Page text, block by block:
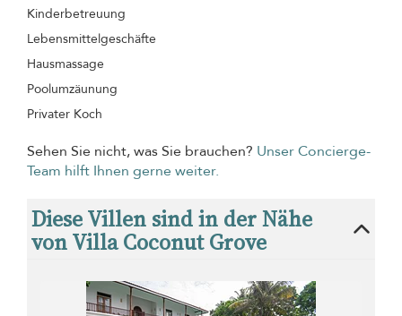
Kinderbetreuung
Lebensmittelgeschäfte
Hausmassage
Poolumzäunung
Privater Koch
Sehen Sie nicht, was Sie brauchen? Unser Concierge-
Team hilft Ihnen gerne weiter.
Diese Villen sind in der Nähe
von Villa Coconut Grove